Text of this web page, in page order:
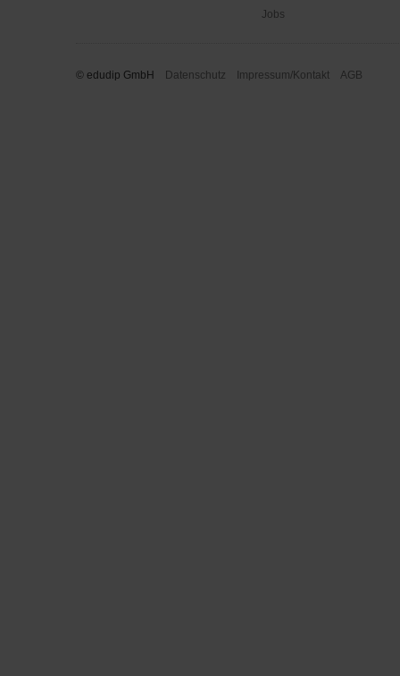
Jobs
© edudip GmbH Datenschutz Impressum/Kontakt AGB